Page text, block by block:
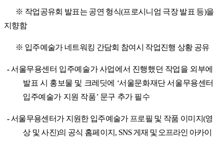
※ 작업공유회 발표는 공연 형식(프로시니엄 극장 발표 등)을
지향함
※ 입주예술가 네트워킹 간담회 참여시 작업진행 상황 공유
-서울무용센터 입주예술가 사업에서 진행했던 작업을 외부에
발표 시 홍보물 및 크레딧에 ‘서울문화재단 서울무용센터
입주예술가 지원 작품’ 문구 추가 필수
-서울무용센터가 지원한 입주예술가 프로필 및 작품 이미지 (영
상 및 사진)의 공식 홈페이지 , SNS게재 및 오프라인 아카이